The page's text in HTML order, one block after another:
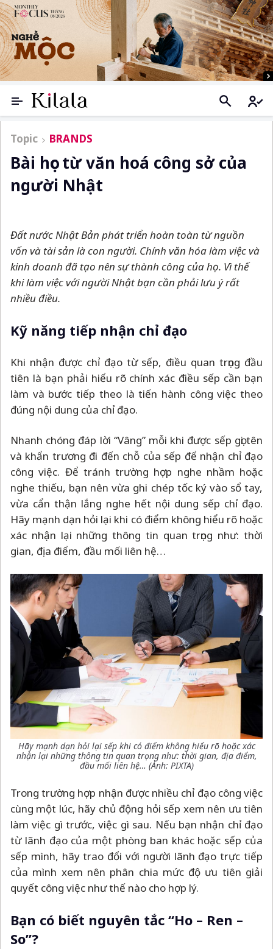
Topic BRANDS
Bài học từ văn hoá công sở của
người Nhật
Đất nước Nhật Bản phát triển hoàn toàn từ nguồn
vốn và tài sản là con người. Chính văn hóa làm việc và
kinh doanh đã tạo nên sự thành công của họ. Vì thế
khi làm việc với người Nhật bạn cần phải lưu ý rất
nhiều điều.
Kỹ năng tiếp nhận chỉ đạo
Khi nhận được chỉ đạo từ sếp, điều quan trọng đầu
tiên là bạn phải hiểu rõ chính xác điều sếp cần bạn
làm và bước tiếp theo là tiến hành công việc theo
đúng nội dung của chỉ đạo.
Nhanh chóng đáp lời “Vâng” mỗi khi được sếp gọi tên
và khẩn trương đi đến chỗ của sếp để nhận chỉ đạo
công việc. Để tránh trường hợp nghe nhầm hoặc
nghe thiếu, bạn nên vừa ghi chép tốc ký vào sổ tay,
vừa cẩn thận lắng nghe hết nội dung sếp chỉ đạo.
Hãy mạnh dạn hỏi lại khi có điểm không hiểu rõ hoặc
xác nhận lại những thông tin quan trọng như: thời
gian, địa điểm, đầu mối liên hệ…
Hãy mạnh dạn hỏi lại sếp khi có điểm không hiểu rõ hoặc xác
nhận lại những thông tin quan trọng như: thời gian, địa điểm,
đầu mối liên hệ… (Ảnh: PIXTA)
Trong trường hợp nhận được nhiều chỉ đạo công việc
cùng một lúc, hãy chủ động hỏi sếp xem nên ưu tiên
làm việc gì trước, việc gì sau. Nếu bạn nhận chỉ đạo
từ lãnh đạo của một phòng ban khác hoặc sếp của
sếp mình, hãy trao đổi với người lãnh đạo trực tiếp
của mình xem nên phân chia mức độ ưu tiên giải
quyết công việc như thế nào cho hợp lý.
Bạn có biết nguyên tắc “Ho – Ren –
So”?